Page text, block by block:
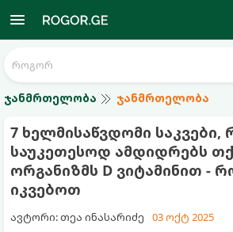
ჯანმრთელობა ჯანმრთელობა
7 ხელმისაწვდომი
საუკეთესოდ ამდიდრებს
ორგანიზმს D ვიტამინით -
იკვებოთ
ავტორი: თეა ინასარიძე 03 ოქტ 2025